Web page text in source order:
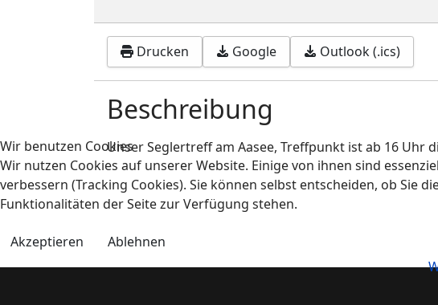
Drucken Google Outlook (.ics)
Beschreibung
Unser Seglertreff am Aasee, Treffpunkt ist ab 16 Uhr
Wir benutzen Cookies
Wir nutzen Cookies auf unserer Website. Einige von ihnen sind
verbessern (Tracking Cookies). Sie können selbst entscheiden, ob Sie
Funktionalitäten der Seite zur Verfügung stehen.
Akzeptieren
Ablehnen